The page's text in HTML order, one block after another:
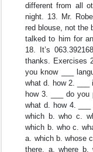
different from all
night. 13. Mr.
red blouse, not the
talked to him for
18. It’s
thanks. Exercises
you know ___
what d. how 2.
how 3. ___ do
what d. how 4.
which b. who c.
which b. who c.
a. which b. whose
there. a. where